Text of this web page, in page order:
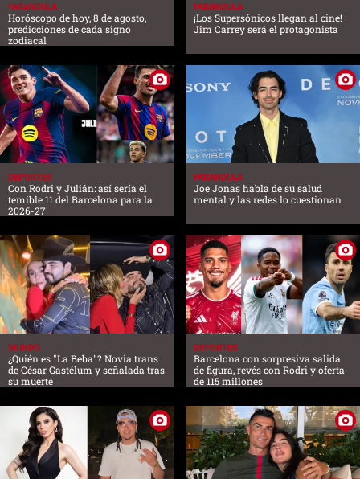
FARANDULA
Horóscopo de hoy, 8 de agosto,
predicciones de cada signo
zodiacal
FARANDULA
¡Los Supersónicos llegan al cine!
Jim Carrey será el protagonista
DEPORTES
Con Rodri y Julián: así sería el
temible 11 del Barcelona para la
2026-27
FARANDULA
Joe Jonas habla de su salud
mental y las redes lo cuestionan
MUNDO
¿Quién es "La Beba"? Novia trans
de César Gastélum y señalada tras
su muerte
DEPORTES
Barcelona con sorpresiva salida
de figura, revés con Rodri y oferta
de 115 millones